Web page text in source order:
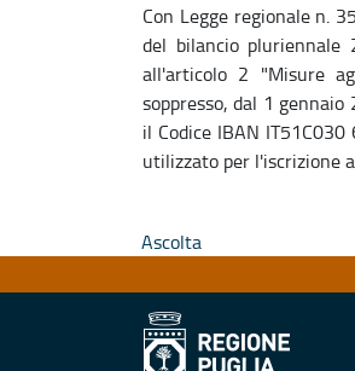
Con Legge regionale n.
del bilancio
all'articolo 2 "Misure
soppresso, dal 1
il Codice IBAN
utilizzato per l'iscrizione
Ascolta